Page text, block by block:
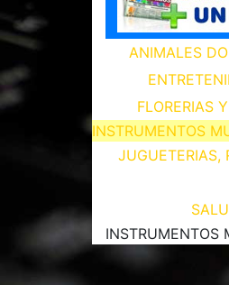
ANIMALES
FLORERIAS
INSTRUMENTOS
JUGUETERIAS,
INSTRUMENTOS